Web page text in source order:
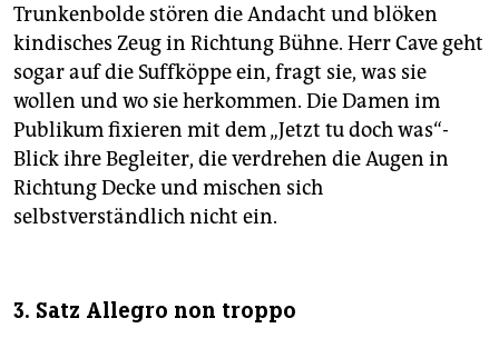
Trunkenbolde stören die Andacht und blöken
kindisches Zeug in Richtung Bühne. Herr Cave geht
sogar auf die Suffköppe ein, fragt sie, was sie
wollen und wo sie herkommen. Die Damen im
Publikum fixieren mit dem „Jetzt tu doch was“-
Blick ihre Begleiter, die verdrehen die Augen in
Richtung Decke und mischen sich
selbstverständlich nicht ein.
3. Satz Allegro non troppo